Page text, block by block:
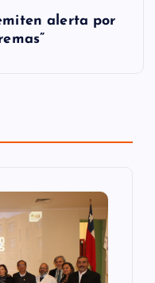
alerta por